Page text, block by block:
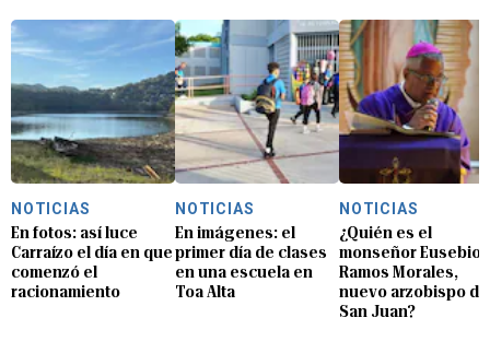
NOTICIAS
En fotos: así luce
Carraízo el día en que
comenzó el
racionamiento
NOTICIAS
En imágenes: el
primer día de clases
en una escuela en
Toa Alta
NOTICIAS
¿Quién es el
monseñor Eusebio
Ramos Morales,
nuevo arzobispo de
San Juan?